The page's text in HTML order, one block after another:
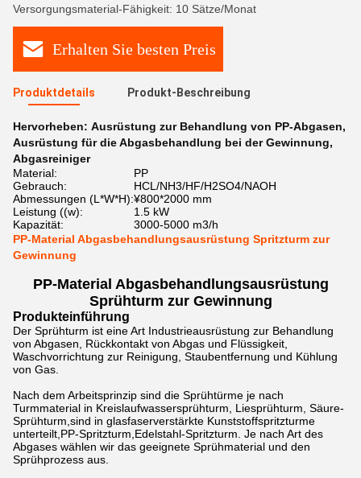
Versorgungsmaterial-Fähigkeit: 10 Sätze/Monat
Erhalten Sie besten Preis
Produktdetails Produkt-Beschreibung
Hervorheben: Ausrüstung zur Behandlung von PP-Abgasen,
Ausrüstung für die Abgasbehandlung bei der Gewinnung,
Abgasreiniger
Material:
PP
Gebrauch:
HCL/NH3/HF/H2SO4/NAOH
Abmessungen (L*W*H):¥800*2000 mm
Leistung ((w):
1.5 kW
Kapazität:
3000-5000 m3/h
PP-Material Abgasbehandlungsausrüstung Spritzturm zur
Gewinnung
PP-Material Abgasbehandlungsausrüstung
Sprühturm zur Gewinnung
Produkteinführung
Der Sprühturm ist eine Art Industrieausrüstung zur Behandlung
von Abgasen, Rückkontakt von Abgas und Flüssigkeit,
Waschvorrichtung zur Reinigung, Staubentfernung und Kühlung
von Gas.
Nach dem Arbeitsprinzip sind die Sprühtürme je nach
Turmmaterial in Kreislaufwassersprühturm, Liesprühturm, Säure-
Sprühturm,sind in glasfaserverstärkte Kunststoffspritzturme
unterteilt,PP-Spritzturm,Edelstahl-Spritzturm. Je nach Art des
Abgases wählen wir das geeignete Sprühmaterial und den
Sprühprozess aus.